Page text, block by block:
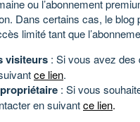
ou l’abonnement
Dans certains cas, le
limité tant que
visiteurs : Si vous avez des
ce lien.
: Si vous
en suivantce lien.